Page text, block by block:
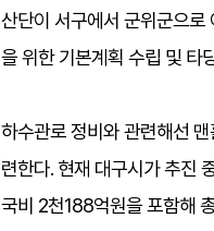
산단이 서구에서 군위군으로
을 위한 기본계획 수립 및 타
하수관로 정비와 관련해선
련한다. 현재 대구시가 추진
국비 2천188억원을 포함해